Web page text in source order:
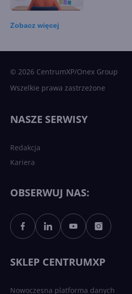
polsku.
Zobacz więcej
© 2026 CentrumXP/Onex Group
Wszelkie prawa zastrzeżone
NASZE SERWISY
Redakcja
Kariera
OBSERWUJ NAS:
SKLEP CENTRUMXP
Nowoczesna platforma danych